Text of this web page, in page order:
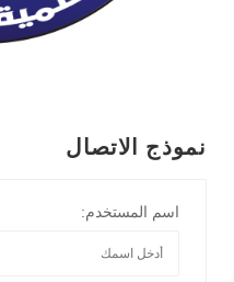
نموذج الاتصال
اسم المستخدم: